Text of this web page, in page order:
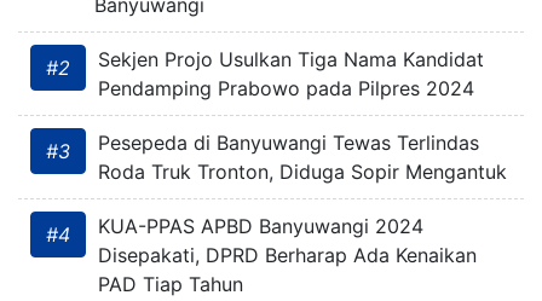
#2
Sekjen Projo Usulkan Tiga Nama Kandidat
Pendamping Prabowo pada Pilpres 2024
#3
Pesepeda di Banyuwangi Tewas Terlindas
Roda Truk Tronton, Diduga Sopir Mengantuk
#4
KUA-PPAS APBD Banyuwangi 2024
Disepakati, DPRD Berharap Ada Kenaikan
PAD Tiap Tahun